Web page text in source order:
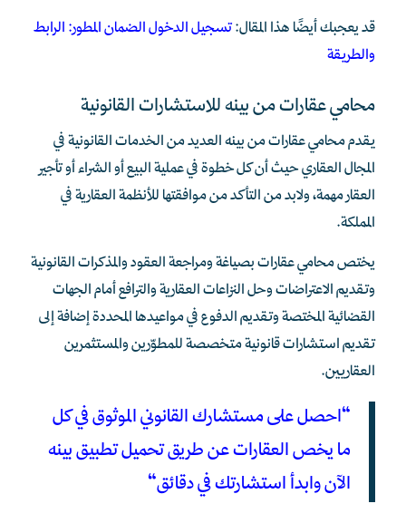
قد يعجبك أيضًا هذا المقال:تسجيل الدخول الضمان المطور: الرابط
والطريقة
محامي عقارات من بينه للاستشارات القانونية
يقدم محامي عقارات من بينه العديد من الخدمات القانونية في
المجال العقاري حيث أن كل خطوة في عملية البيع أو الشراء أو تأجير
العقار مهمة، ولابد من التأكد من موافقتها للأنظمة العقارية في
المملكة.
يختص محامي عقارات بصياغة ومراجعة العقود والمذكرات القانونية
وتقديم الاعتراضات وحل النزاعات العقارية والترافع أمام الجهات
القضائية المختصة وتقديم الدفوع في مواعيدها المحددة إضافة إلى
تقديم استشارات قانونية متخصصة للمطوّرين والمستثمرين
العقاريين.
“احصل على مستشارك القانوني الموثوق في كل
ما يخص العقارات عن طريق تحميل تطبيق بينه
الآن وابدأ استشارتك في دقائق“